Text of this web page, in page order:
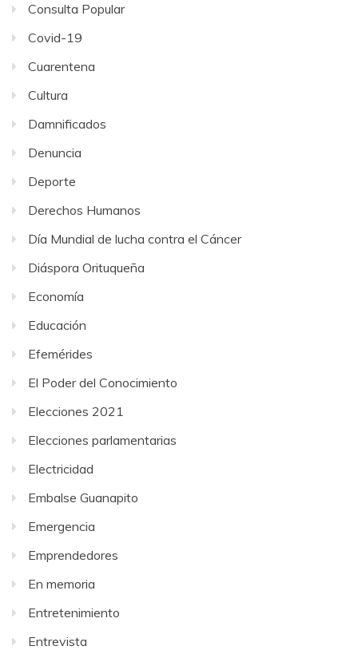
Consulta Popular
Covid-19
Cuarentena
Cultura
Damnificados
Denuncia
Deporte
Derechos Humanos
Día Mundial de lucha contra el Cáncer
Diáspora Orituqueña
Economía
Educación
Efemérides
El Poder del Conocimiento
Elecciones 2021
Elecciones parlamentarias
Electricidad
Embalse Guanapito
Emergencia
Emprendedores
En memoria
Entretenimiento
Entrevista